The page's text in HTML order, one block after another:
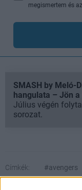
megismertem és
SMASH by Meló-
hangulata – Jön
Július végén
sorozat.
Címkék: #avengers